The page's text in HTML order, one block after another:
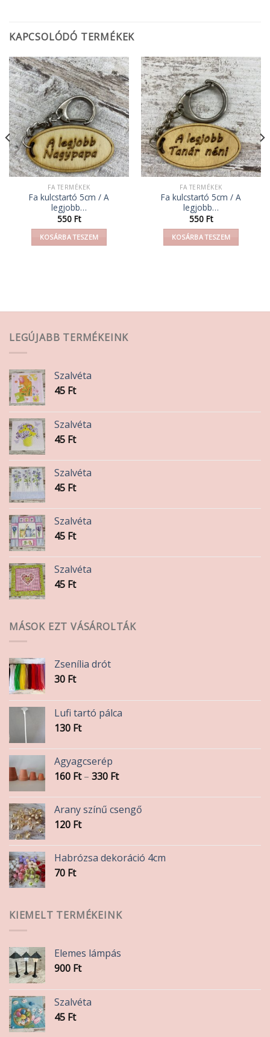
KAPCSOLÓDÓ TERMÉKEK
FA TERMÉKEK
Fa kulcstartó 5cm / A
legjobb…
550 Ft
KOSÁRBA TESZEM
FA TERMÉKEK
Fa kulcstartó 5cm / A
legjobb…
550 Ft
KOSÁRBA TESZEM
LEGÚJABB TERMÉKEINK
Szalvéta
45 Ft
Szalvéta
45 Ft
Szalvéta
45 Ft
Szalvéta
45 Ft
Szalvéta
45 Ft
MÁSOK EZT VÁSÁROLTÁK
Zsenília drót
30 Ft
Lufi tartó pálca
130 Ft
Agyagcserép
160 Ft – 330 FtÁrtartomány:
-
330 Ft
Arany színű csengő
120 Ft
Habrózsa dekoráció 4cm
70 Ft
KIEMELT TERMÉKEINK
Elemes lámpás
900 Ft
Szalvéta
45 Ft